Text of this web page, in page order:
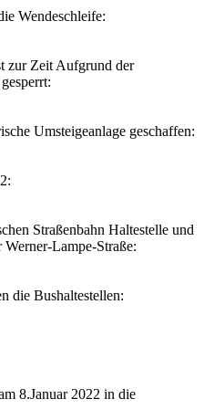
Wendeschleife:
zur Zeit Aufgrund der
Umsteigeanlage geschaffen:
Straßenbahn Haltestelle und
Lampe-Straße:
die Bushaltestellen:
8.Januar 2022 in die